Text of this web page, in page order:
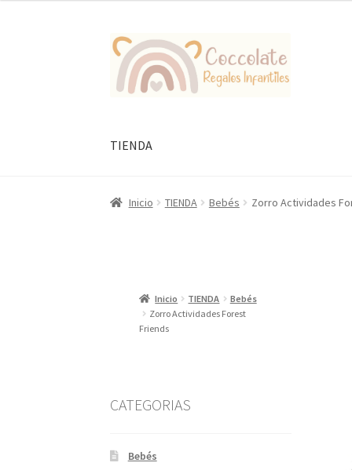
Ir
la
Ir
al
contenido
TIENDA
Inicio TIENDA Bebés Zorro Actividades
Inicio TIENDA
Bebés
Zorro Actividades Forest
Friends
CATEGORIAS
Bebés